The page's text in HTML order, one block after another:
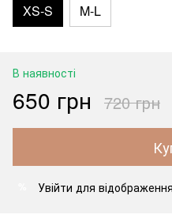
XS-S M-L
В наявності
650 грн 720 грн
Увійти для